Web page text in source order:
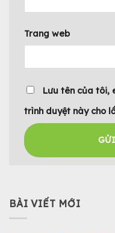
Trang web
Lưu tên của tôi,
trình duyệt này cho
BÀI VIẾT MỚI